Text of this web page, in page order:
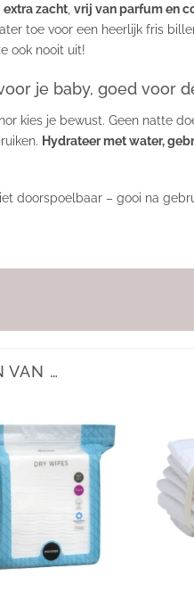
extra zacht, vrij van parfum en
toe voor een heerlijk fris
ook nooit uit!
je baby, goed voor
kies je bewust. Geen natte
Hydrateer met water,
doorspoelbaar – gooi na
VAN …